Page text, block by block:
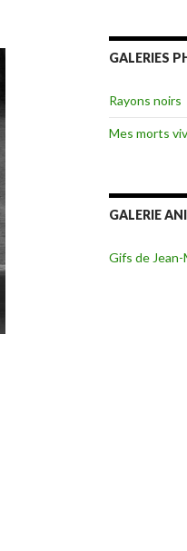
GALERIES
Rayons noirs
Mes morts
GALERIE
Gifs de